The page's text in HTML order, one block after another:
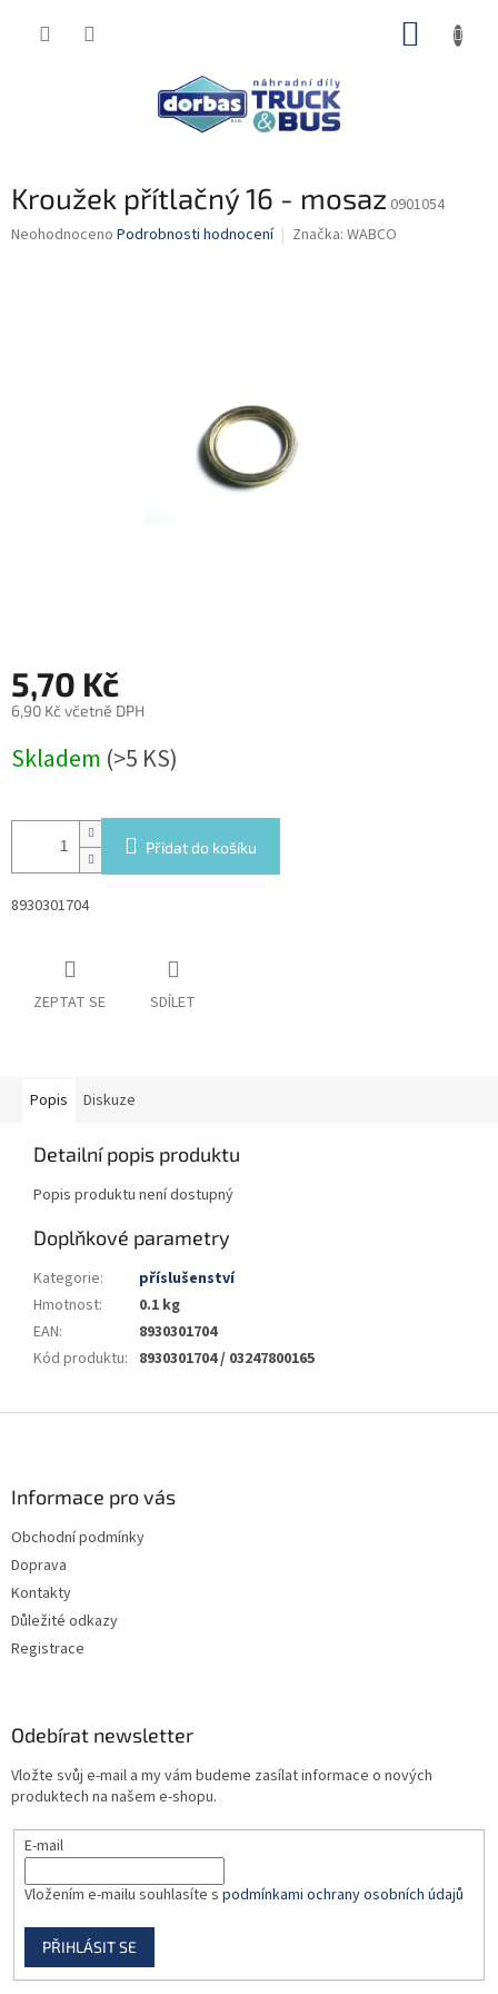
Kroužek přítlačný 16 - mosaz 0901054
Průměrné
Neohodnoceno Podrobnosti hodnocení Značka: WABCO
5,70 Kč
6,90 Kč včetně DPH
cena:
Skladem (>5 KS)
Přidat do košíku
8930301704
ZEPTAT SE SDÍLET
Popis Diskuze
Detailní popis produktu
Popis produktu není dostupný
Doplňkové parametry
Kategorie:
příslušenství
Hmotnost:
0.1 kg
EAN:
8930301704
Kód produktu: 8930301704 / 03247800165
Informace pro vás
Obchodní podmínky
Doprava
Kontakty
Důležité odkazy
Registrace
Odebírat newsletter
Vložte svůj e-mail a my vám budeme zasílat informace o nových
produktech na našem e-shopu.
E-mail
Vložením e-mailu souhlasíte s podmínkami ochrany osobních údajů
PŘIHLÁSIT SE